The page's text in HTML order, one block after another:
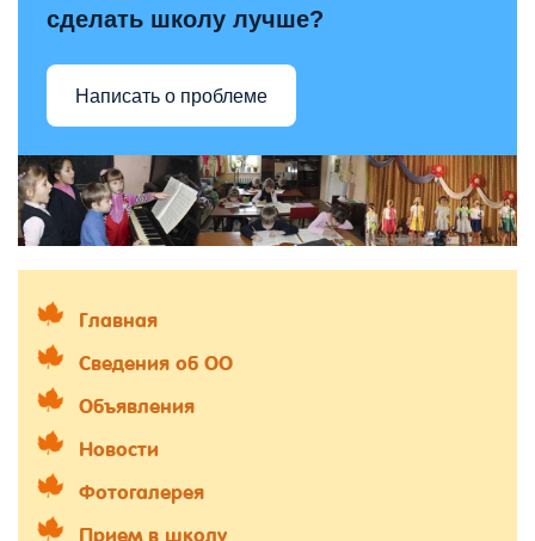
сделать школу лучше?
Написать о проблеме
Главная
Сведения об ОО
Объявления
Новости
Фотогалерея
Прием в школу